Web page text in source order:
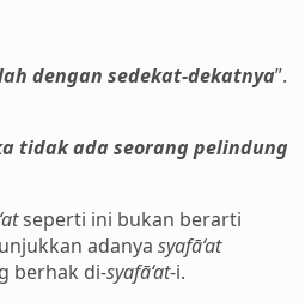
dengan sedekat-dekatnya”.
tidak ada seorang pelindung
seperti ini bukan berarti
adanya syafā‘at
berhak di-syafā‘at-i.